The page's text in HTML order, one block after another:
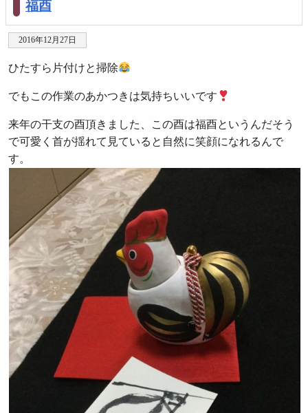
福酉
2016年12月27日
ひたすら片付けと掃除
でもこの作業のあかつきは気持ちいいです
来年の干支の酉頂きました、この酉は福酉というんだそう
で可愛く首が揺れて見ていると自然に笑顔になれるんで
す。